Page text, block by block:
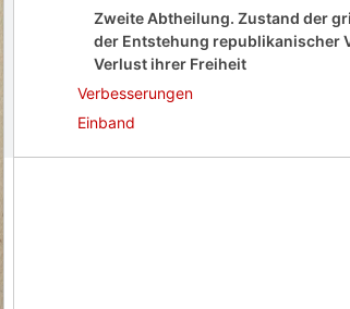
Zweite Abtheilung. Zustand der
der Entstehung republikanischer
Verlust ihrer Freiheit
Verbesserungen
Einband